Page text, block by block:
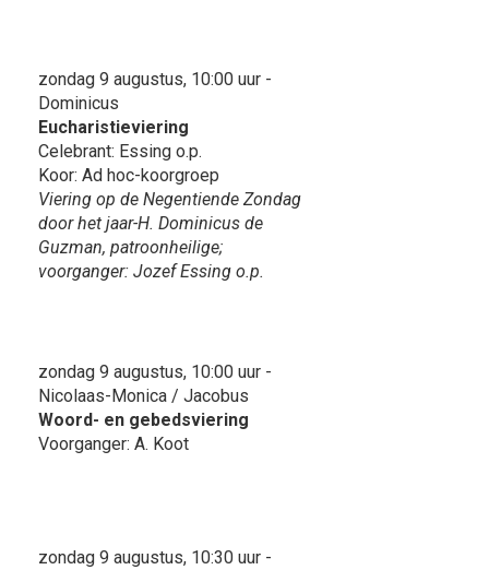
zondag 9 augustus, 10:00 uur -
Dominicus
Eucharistieviering
Celebrant: Essing o.p.
Koor: Ad hoc-koorgroep
Viering op de Negentiende Zondag
door het jaar-H. Dominicus de
Guzman, patroonheilige;
voorganger: Jozef Essing o.p.
zondag 9 augustus, 10:00 uur -
Nicolaas-Monica / Jacobus
Woord- en gebedsviering
Voorganger: A. Koot
zondag 9 augustus, 10:30 uur -